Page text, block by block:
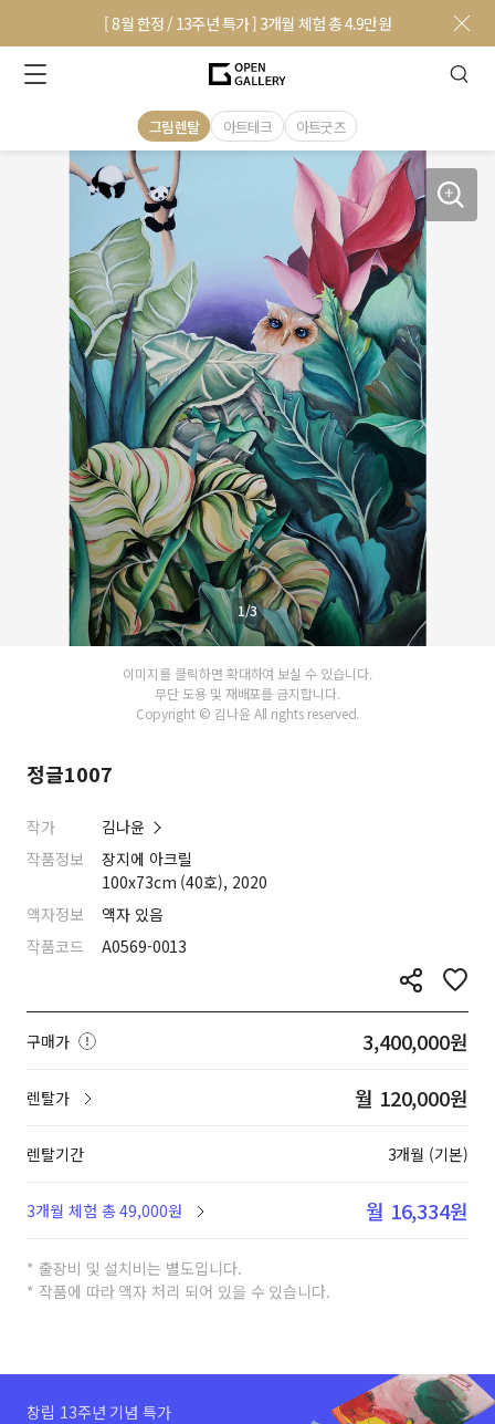
[ 8월 한정 / 13주년 특가 ] 3개월 체험 총 4.9만원
그림렌탈 아트테크 아트굿즈
1/3
이미지를 클릭하면 확대하여 보실 수 있습니다.
무단 도용 및 재배포를 금지합니다.
Copyright © 김나윤 All rights reserved.
정글1007
작가
김나윤
작품정보
장지에 아크릴
100x73cm (40호), 2020
액자정보
액자 있음
작품코드
A0569-0013
구매가 3,400,000원
렌탈가 월 120,000원
렌탈기간 3개월 (기본)
3개월 체험 총 49,000원 월 16,334원
* 출장비 및 설치비는 별도입니다.
* 작품에 따라 액자 처리 되어 있을 수 있습니다.
창립 13주년 기념 특가